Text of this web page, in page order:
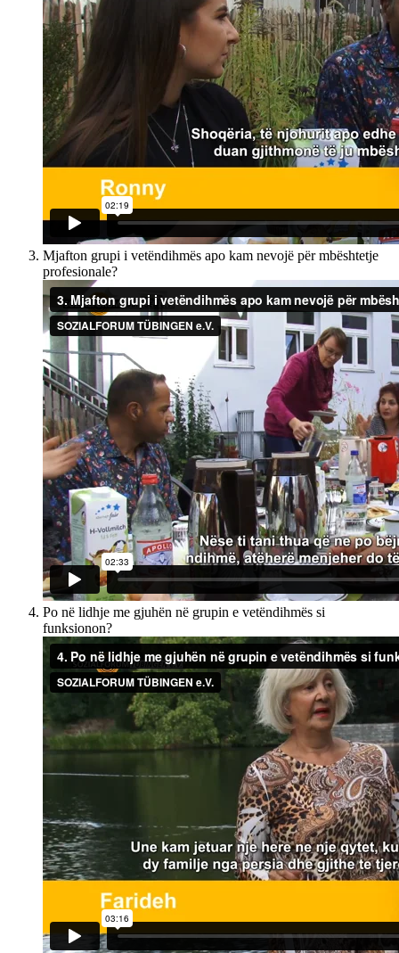
Mjafton grupi i vetëndihmës apo kam nevojë për mbështetje
profesionale?
Po në lidhje me gjuhën në grupin e vetëndihmës si
funksionon?